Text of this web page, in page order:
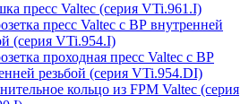
пресс Valtec (серия VTi.961.I)
пресс Valtec с ВР внутренней
(серия VTi.954.I)
проходная пресс Valtec с ВР
резьбой (серия VTi.954.DI)
кольцо из FPM Valtec (серия